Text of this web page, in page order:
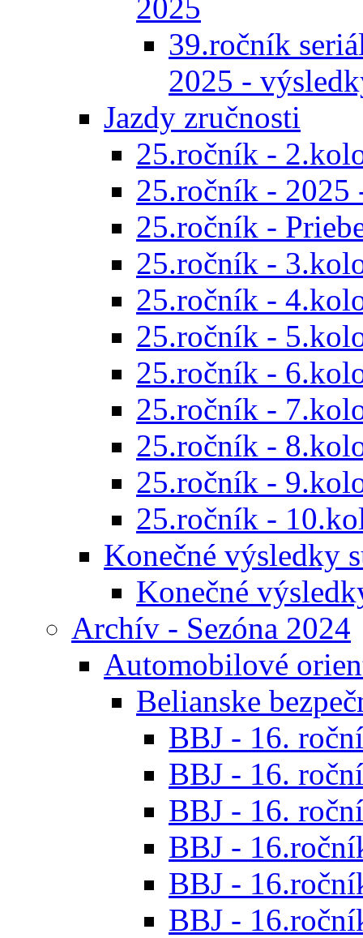
2025
39.ročník
2025 -
Jazdy zručnosti
25.ročník -
25.ročník - 2025
25.ročník -
25.ročník -
25.ročník -
25.ročník -
25.ročník -
25.ročník -
25.ročník -
25.ročník -
25.ročník -
Konečné výsledky
Konečné
Archív - Sezóna 2024
Automobilové
Belianske
BBJ - 16.
BBJ - 16.
BBJ - 16.
BBJ -
BBJ -
BBJ -